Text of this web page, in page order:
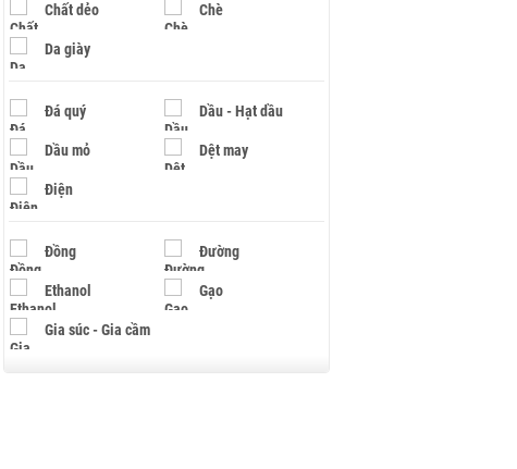
Chất dẻo Chè
Da giày
Đá quý Dầu - Hạt dầu
Dầu mỏ Dệt may
Điện
Đồng Đường
Ethanol Gạo
Gia súc - Gia cầm